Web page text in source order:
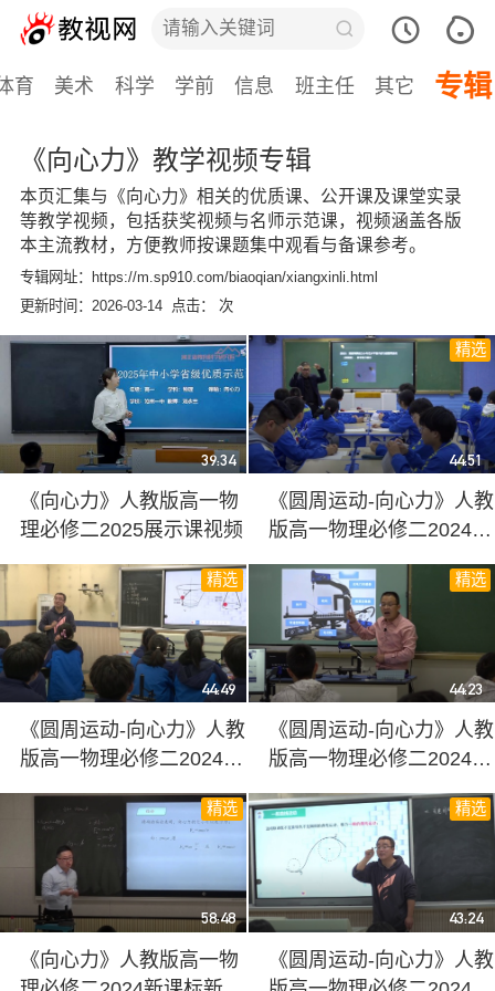
育 美术 科学 学前 信息 班主任 其它 专辑
《向心力》教学视频专辑
本页汇集与《向心力》相关的优质课、公开课及课堂实录
等教学视频，包括获奖视频与名师示范课，视频涵盖各版
本主流教材，方便教师按课题集中观看与备课参考。
专辑网址：https://m.sp910.com/biaoqian/xiangxinli.html
更新时间：2026-03-14 点击：
次
39:34
《向心力》人教版高一物
理必修二2025展示课视频
精选
44:51
《圆周运动-向心力》人教
版高一物理必修二2024新
课标新教材课堂实录视频
精选
44:49
《圆周运动-向心力》人教
版高一物理必修二2024新
课标新教材课堂优质课视
频
精选
44:23
《圆周运动-向心力》人教
版高一物理必修二2024新
课标新教材课堂实录视频
精选
58:48
《向心力》人教版高一物
精选
43:24
《圆周运动-向心力》人教